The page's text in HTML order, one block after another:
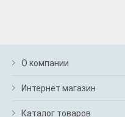
О компании
Интернет магазин
Каталог товаров